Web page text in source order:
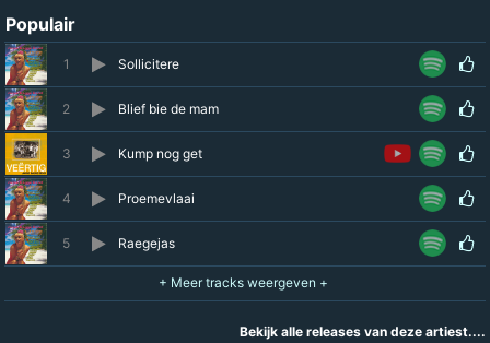
Populair
1 Sollicitere
2 Blief bie de mam
3 Kump nog get
4 Proemevlaai
5 Raegejas
Bekijk alle releases van deze artiest....